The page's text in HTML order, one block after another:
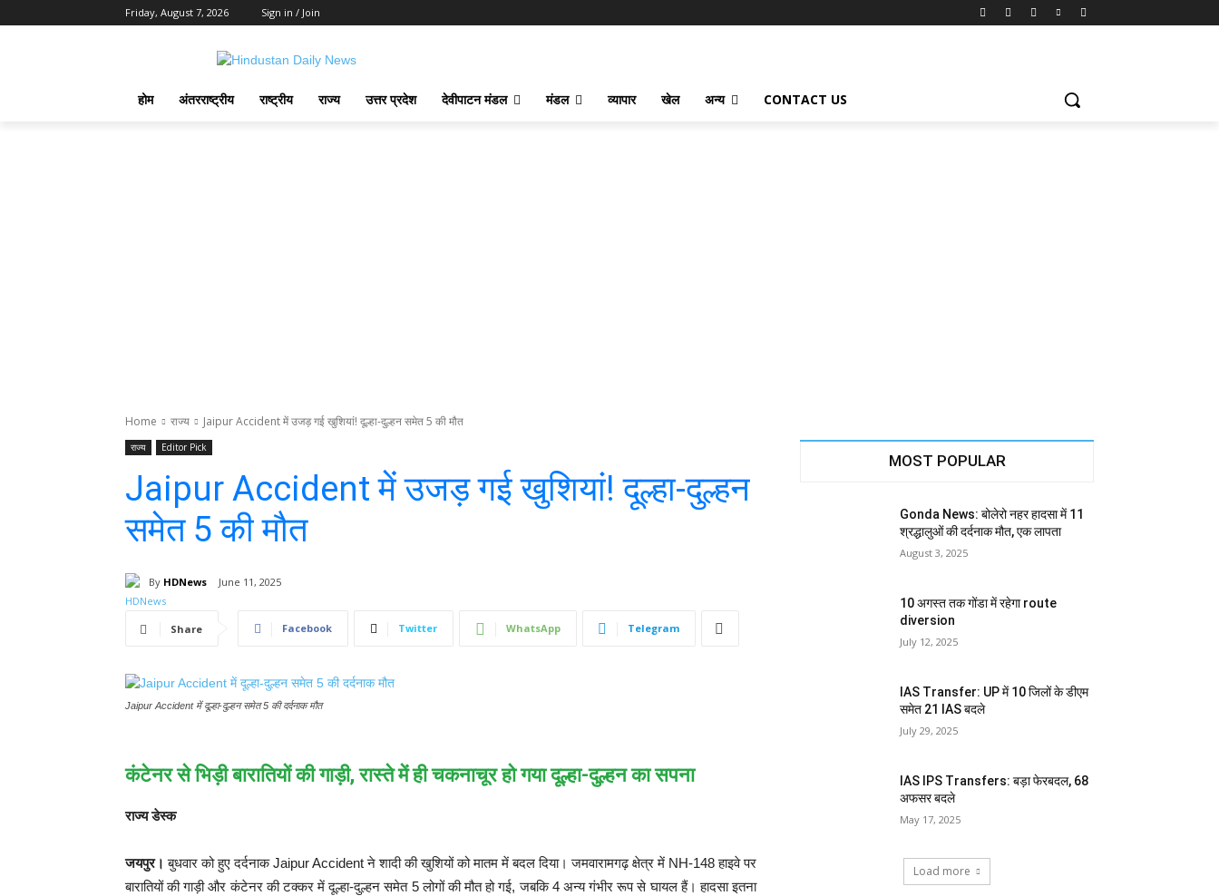
Friday, August 7, 2026 Sign in / Join
होम अंतरराष्ट्रीय राष्ट्रीय राज्य उत्तर प्रदेश देवीपाटन मंडल मंडल व्यापार खेल अन्य CONTACT US
Home राज्य Jaipur Accident में उजड़ गई खुशियां! दूल्हा-दुल्हन समेत 5 की मौत
राज्य Editor Pick
Jaipur Accident में उजड़ गई खुशियां! दूल्हा-दुल्हन
समेत 5 की मौत
By HDNews June 11, 2025
Share Facebook Twitter WhatsApp Telegram
Jaipur Accident में दूल्हा-दुल्हन समेत 5 की दर्दनाक मौत
कंटेनर से भिड़ी बारातियों की गाड़ी, रास्ते में ही चकनाचूर हो गया दूल्हा-दुल्हन का सपना
राज्य डेस्क
जयपुर। बुधवार को हुए दर्दनाक Jaipur Accident ने शादी की खुशियों को मातम में बदल दिया। जमवारामगढ़ क्षेत्र में NH-148 हाइवे पर
बारातियों की गाड़ी और कंटेनर की टक्कर में दूल्हा-दुल्हन समेत 5 लोगों की मौत हो गई, जबकि 4 अन्य गंभीर रूप से घायल हैं। हादसा इतना
MOST POPULAR
Gonda News: बोलेरो नहर हादसा में 11
श्रद्धालुओं की दर्दनाक मौत, एक लापता
August 3, 2025
10 अगस्त तक गोंडा में रहेगा route
diversion
July 12, 2025
IAS Transfer: UP में 10 जिलों के डीएम
समेत 21 IAS बदले
July 29, 2025
IAS IPS Transfers: बड़ा फेरबदल, 68
अफसर बदले
May 17, 2025
Load more